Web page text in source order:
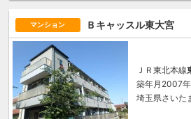
マンション Ｂキャッスル東大宮
ＪＲ東北本線
築年月2007
埼玉県さいた